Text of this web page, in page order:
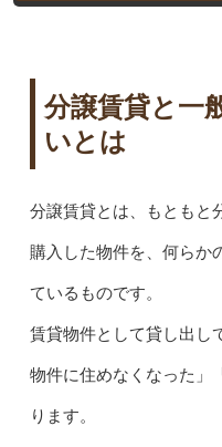
分譲賃貸と一
いとは
分譲賃貸とは、もともと
購入した物件を、何らか
ているものです。
賃貸物件として貸し出し
物件に住めなくなった」
ります。